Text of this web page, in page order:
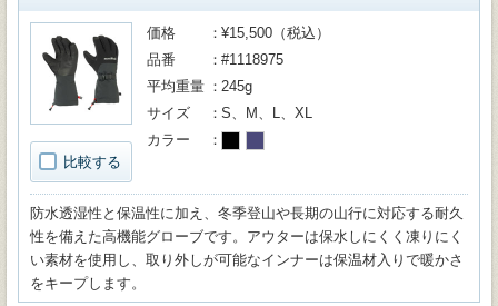
比較する
価格
¥15,500（税込）
品番
#1118975
平均重量
245g
サイズ
S、M、L、XL
カラー
防水透湿性と保温性に加え、冬季登山や長期の山行に対応する耐久
性を備えた高機能グローブです。アウターは保水しにくく凍りにく
い素材を使用し、取り外しが可能なインナーは保温材入りで暖かさ
をキープします。